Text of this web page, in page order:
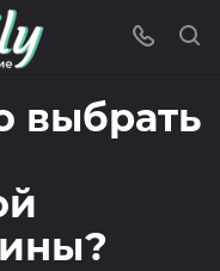
выбрать